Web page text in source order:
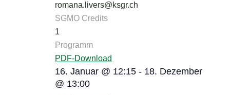
16. Januar @ 12:15 - 18. Dezember
@ 13:00
romana.livers@ksgr.ch
SGMO Credits
1
Programm
PDF-Download